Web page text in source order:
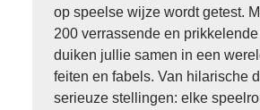
op speelse wijze wordt getest.
200 verrassende en
duiken jullie samen in een
feiten en fabels. Van hilarische
serieuze stellingen: elke